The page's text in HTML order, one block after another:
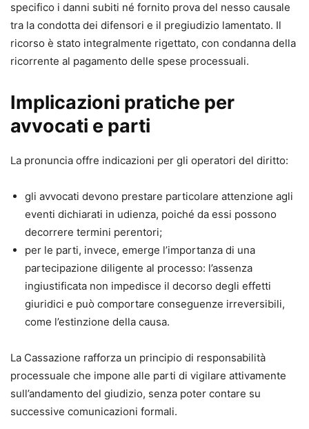
specifico i danni subiti né fornito prova del nesso causale
tra la condotta dei difensori e il pregiudizio lamentato. Il
ricorso è stato integralmente rigettato, con condanna della
ricorrente al pagamento delle spese processuali.
Implicazioni pratiche per
avvocati e parti
La pronuncia offre indicazioni per gli operatori del diritto:
gli avvocati devono prestare particolare attenzione agli
eventi dichiarati in udienza, poiché da essi possono
decorrere termini perentori;
per le parti, invece, emerge l’importanza di una
partecipazione diligente al processo: l’assenza
ingiustificata non impedisce il decorso degli effetti
giuridici e può comportare conseguenze irreversibili,
come l’estinzione della causa.
La Cassazione rafforza un principio di responsabilità
processuale che impone alle parti di vigilare attivamente
sull’andamento del giudizio, senza poter contare su
successive comunicazioni formali.